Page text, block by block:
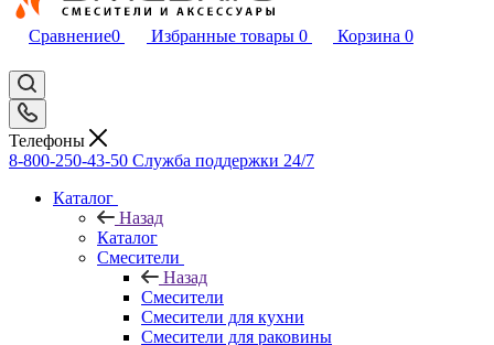
Сравнение0 Избранные товары 0 Корзина 0
Телефоны
8-800-250-43-50 Служба поддержки 24/7
Каталог
Назад
Каталог
Смесители
Назад
Смесители
Смесители для кухни
Смесители для раковины